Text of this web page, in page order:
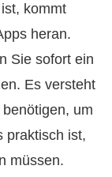
kommt
heran.
Sie sofort ein
Es versteht
um
praktisch ist,
müssen.